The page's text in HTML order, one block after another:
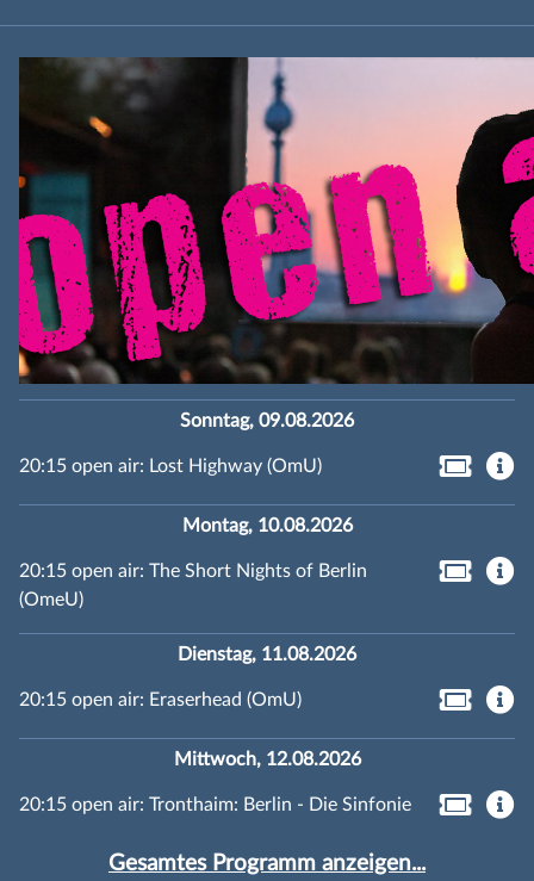
Sonntag, 09.08.2026
20:15 open air: Lost Highway (OmU)
Montag, 10.08.2026
20:15 open air: The Short Nights of Berlin
(OmeU)
Dienstag, 11.08.2026
20:15 open air: Eraserhead (OmU)
Mittwoch, 12.08.2026
20:15 open air: Tronthaim: Berlin - Die Sinfonie
Gesamtes Programm anzeigen...